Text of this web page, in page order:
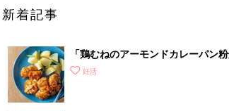
新着記事
「鶏むねのアーモンドカレーパン
妊活